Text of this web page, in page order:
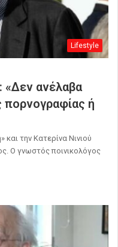
Lifestyle
«Δεν ανέλαβα
πορνογραφίας ή
την Κατερίνα Νινιού
Ο γνωστός ποινικολόγος